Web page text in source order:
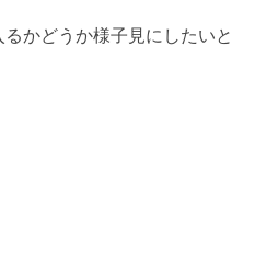
かどうか様子見にしたいと